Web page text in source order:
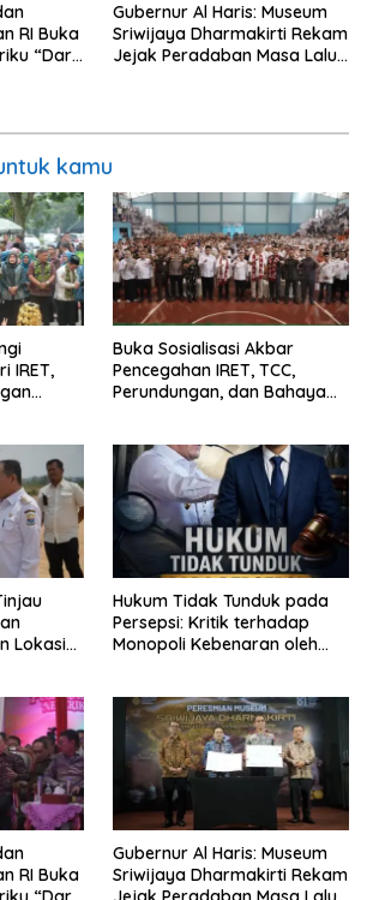
RI Buka
“Dari
Gubernur Al Haris: Museum
Sriwijaya Dharmakirti Rekam
Jejak Peradaban Masa Lalu
kamu
IRET,
Buka Sosialisasi Akbar
Pencegahan IRET, TCC,
Perundungan, dan Bahaya
bisa jaga diri, 60% masa
depan sudah ada di tangan”
Lokasi
Hukum Tidak Tunduk pada
Persepsi: Kritik terhadap
Monopoli Kebenaran oleh
RI Buka
Gubernur Al Haris: Museum
Sriwijaya Dharmakirti Rekam